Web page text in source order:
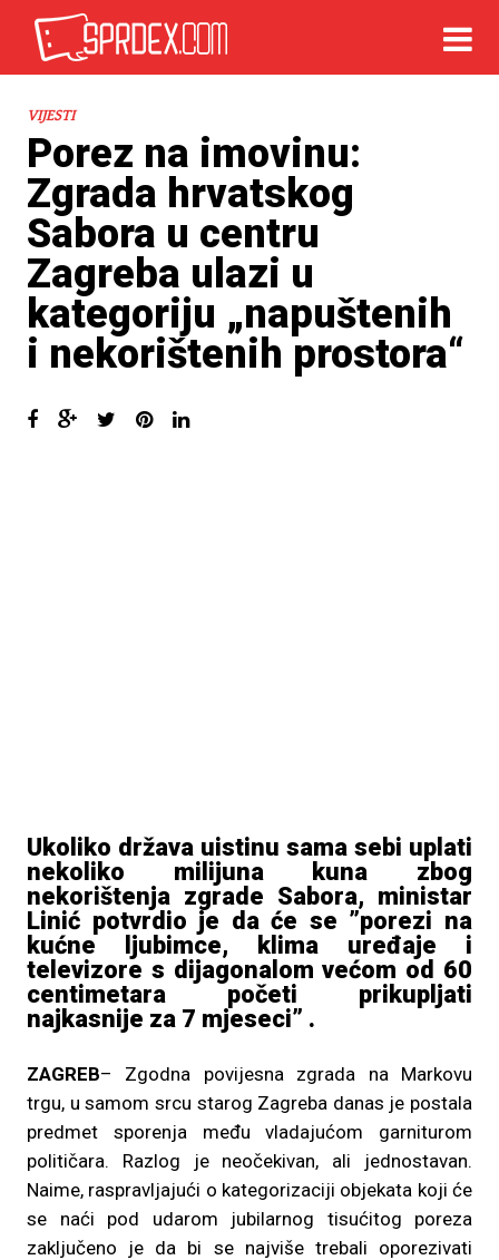
VIJESTI
Porez na imovinu:
Zgrada hrvatskog
Sabora u centru
Zagreba ulazi u
kategoriju „napuštenih
i nekorištenih prostora“
Ukoliko država uistinu sama sebi uplati
nekoliko milijuna kuna zbog
nekorištenja zgrade Sabora, ministar
Linić potvrdio je da će se ”porezi na
kućne ljubimce, klima uređaje i
televizore s dijagonalom većom od 60
centimetara početi prikupljati
najkasnije za 7 mjeseci” .
ZAGREB– Zgodna povijesna zgrada na Markovu
trgu, u samom srcu starog Zagreba danas je postala
predmet sporenja među vladajućom garniturom
političara. Razlog je neočekivan, ali jednostavan.
Naime, raspravljajući o kategorizaciji objekata koji će
se naći pod udarom jubilarnog tisućitog poreza
zaključeno je da bi se najviše trebali oporezivati